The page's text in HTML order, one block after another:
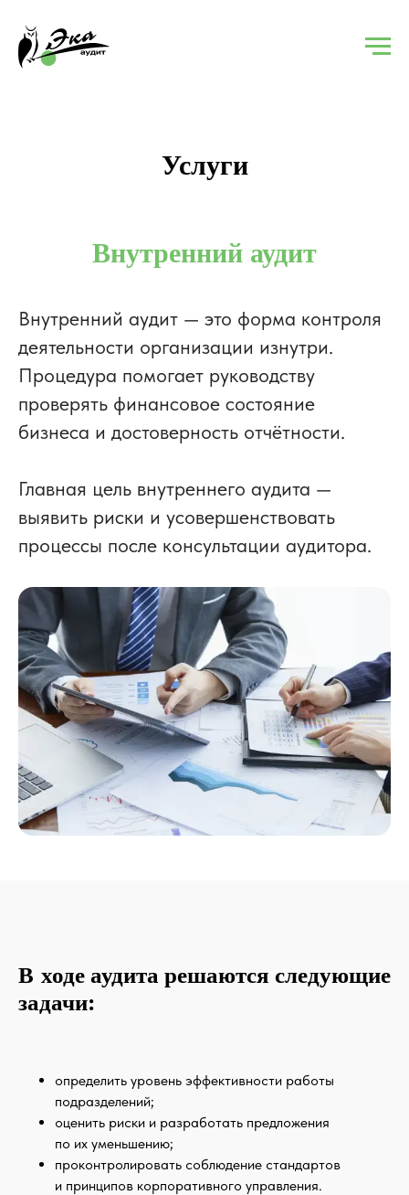
Услуги
Внутренний аудит
Внутренний аудит — это форма контроля
деятельности организации изнутри.
Процедура помогает руководству
проверять финансовое состояние
бизнеса и достоверность отчётности.
Главная цель внутреннего аудита —
выявить риски и усовершенствовать
процессы после консультации аудитора.
В ходе аудита решаются следующие
задачи:
определить уровень эффективности работы
подразделений;
оценить риски и разработать предложения
по их уменьшению;
проконтролировать соблюдение стандартов
и принципов корпоративного управления.